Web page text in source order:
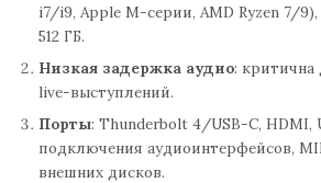
i7/i9, Apple M-серии, AMD Ryzen 7/9),
512 ГБ.
Низкая задержка аудио: критична
live-выступлений.
Порты: Thunderbolt 4/USB-C, HDMI,
подключения аудиоинтерфейсов,
внешних дисков.